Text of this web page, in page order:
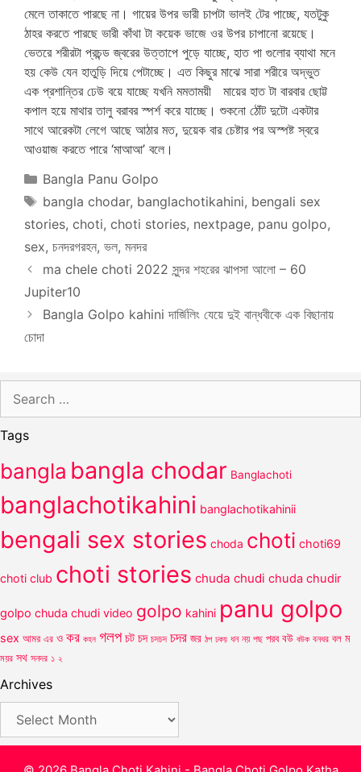
Categories
Bangla Panu Golpo
Tags
bangla chodar, banglachotikahini, bengali sex
stories, choti, choti stories, nextpage, panu golpo,
sex, চনদরগরহন, ভল, মনদর
ma chele choti 2022 সুন্দর শহরের ঝাপসা আলো – 60
Jupiter10
Bangla Golpo kahini দার্জিলিং যেয়ে দুই বান্ধবীকে এক বিছানায়
চোদা
for:
Tags
bangla bangla chodar Banglachoti
banglachotikahini banglachotikahinii
bengali sex stories choda choti choti69
choti club choti stories chuda chudi chuda chudir
golpo chuda chudi video golpo kahini panu golpo
sex আমর এর ও কর কহন গলপ চট চদ চদচদ চদর জর ঠপ ঢকয় ধন নয় পছ পরব বউ বউক বনধর বল ম
ময়র সথ সনদর ১ ২
Archives